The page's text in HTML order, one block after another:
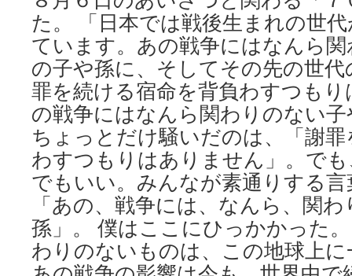
た。 「日本では戦後生まれの世
ています。あの戦争にはなんら
の子や孫に、そしてその先の世
罪を続ける宿命を背負わすつも
の戦争にはなんら関わりのない
ちょっとだけ騒いだのは、「謝
わすつもりはありません」。で
でもいい。みんなが素通りする
「あの、戦争には、なんら、関
孫」。 僕はここにひっかかった
わりのないものは、この地球上